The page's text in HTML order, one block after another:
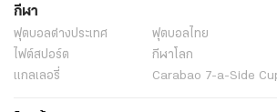
กีฬา
ฟุตบอลต่่างประเทศ ฟุตบอลไทย
ไฟต์สปอร์ต
กีฬาโลก
แกลเลอรี่
Carabao 7-a-Side